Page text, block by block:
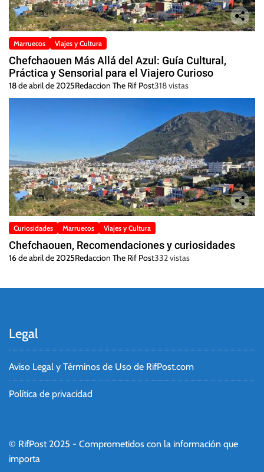
Marruecos Viajes y Cultura
Chefchaouen Más Allá del Azul: Guía Cultural,
Práctica y Sensorial para el Viajero Curioso
18 de abril de 2025Redaccion The Rif Post318 vistas
Curiosidades Marruecos Viajes y Cultura
Chefchaouen, Recomendaciones y curiosidades
16 de abril de 2025Redaccion The Rif Post332 vistas
Legal
Aviso Legal y Términos de Uso de RifPost.com
Política de privacidad
© RifPost 2025 - Comprometidos con la información que
importa